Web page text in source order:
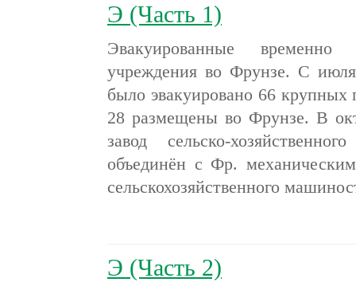
Э (Часть 1)
Эвакуированные
учреждения во Фрунзе. С
было эвакуировано 66
28 размещены во Фрунзе. В
завод сельско-
объединён с Фр.
сельскохозяйственного
Э (Часть 2)